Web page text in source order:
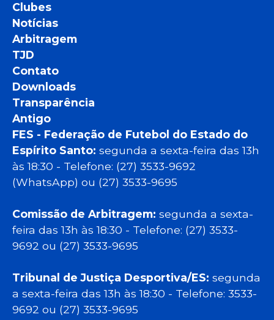
Clubes
Notícias
Arbitragem
TJD
Contato
Downloads
Transparência
Antigo
FES - Federação de Futebol do Estado do
Espírito Santo: segunda a sexta-feira das 13h
às 18:30 - Telefone: (27) 3533-9692
(WhatsApp) ou (27) 3533-9695
Comissão de Arbitragem: segunda a sexta-
feira das 13h às 18:30 - Telefone: (27) 3533-
9692 ou (27) 3533-9695
Tribunal de Justiça Desportiva/ES: segunda
a sexta-feira das 13h às 18:30 - Telefone: 3533-
9692 ou (27) 3533-9695